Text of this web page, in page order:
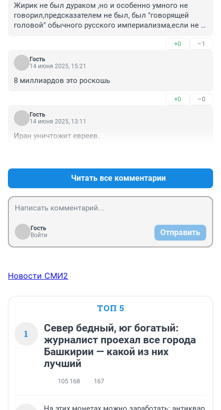
Жирик не был дураком ,но и особенно умного не
говорил,предсказателем не был, был "говорящей
головой" обычного русского империализма,если не
+0 –1
Гость
14 июня 2025, 15:21
8 миллиардов это роскошь
+0 –0
Гость
14 июня 2025, 13:11
Иран уничтожит евреев.
Читать все комментарии
Гость
Войти
Отправить
Новости СМИ2
ТОП 5
1
Север бедный, юг богатый:
журналист проехал все города
Башкирии — какой из них
лучший
105 168 167